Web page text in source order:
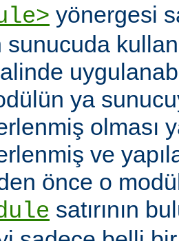
yönergesi
sunucuda
ya
olması
ve
önce o
satırının